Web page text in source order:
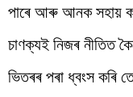
পাৰে আৰু আনক সহায়
চাণক্যই নিজৰ নীতিত
ভিতৰৰ পৰা ধ্বংস কৰি